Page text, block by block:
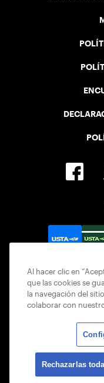
© 2026
Al hacer clic en
que las cookies se
la navegación del
colaborar con
Rechazarlas